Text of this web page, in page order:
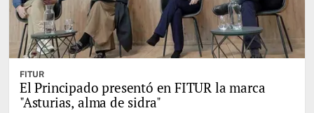
FITUR
El Principado presentó en FITUR la marca
"Asturias, alma de sidra"